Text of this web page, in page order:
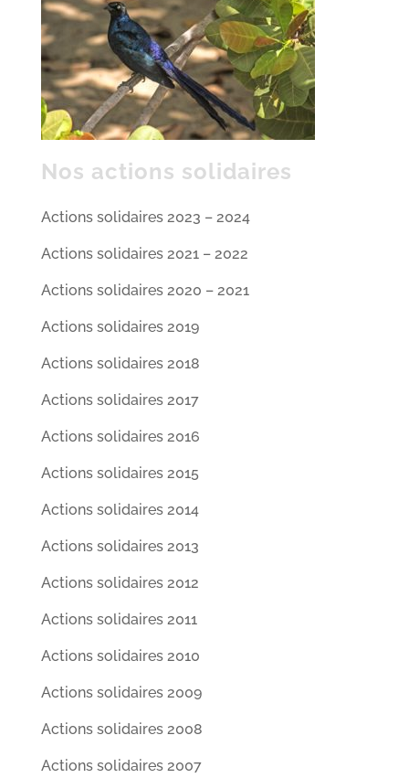
Nos actions solidaires
Actions solidaires 2023 – 2024
Actions solidaires 2021 – 2022
Actions solidaires 2020 – 2021
Actions solidaires 2019
Actions solidaires 2018
Actions solidaires 2017
Actions solidaires 2016
Actions solidaires 2015
Actions solidaires 2014
Actions solidaires 2013
Actions solidaires 2012
Actions solidaires 2011
Actions solidaires 2010
Actions solidaires 2009
Actions solidaires 2008
Actions solidaires 2007